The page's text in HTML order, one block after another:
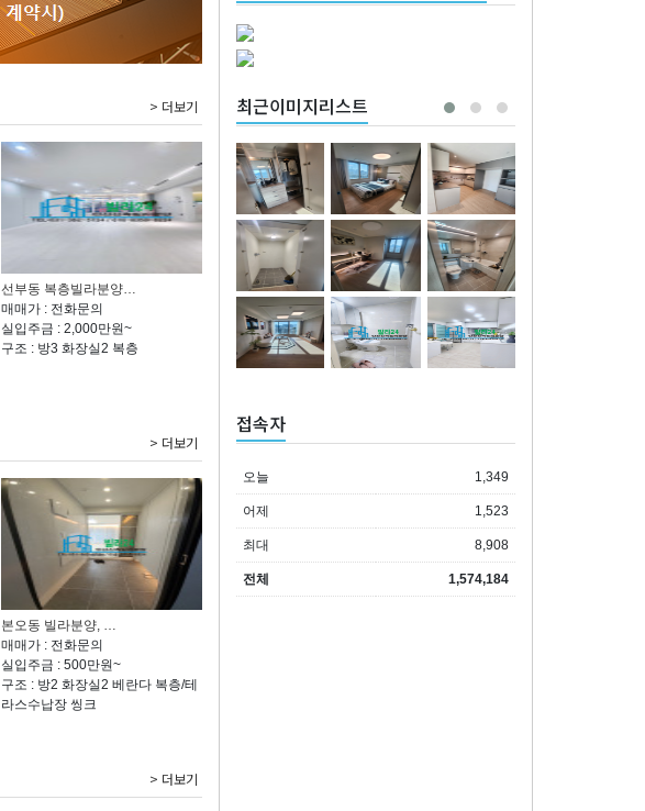
> 더보기
선부동 복층빌라분양…
매매가 : 전화문의
실입주금 : 2,000만원~
구조 : 방3 화장실2 복층
> 더보기
본오동 빌라분양, …
매매가 : 전화문의
실입주금 : 500만원~
구조 : 방2 화장실2 베란다 복층/테
라스수납장 씽크
> 더보기
최근이미지리스트
접속자
오늘 1,349
어제 1,523
최대 8,908
전체 1,574,184